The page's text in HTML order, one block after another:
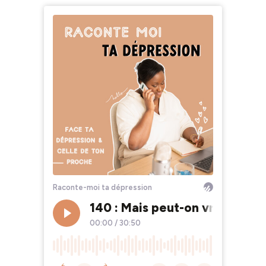
Raconte-moi ta dépression
140 : Mais peut-on vraiment
00:00 / 30:50